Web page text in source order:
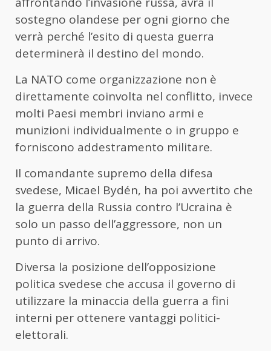
sostegno olandese per ogni giorno che
verrà perché l’esito di questa guerra
determinerà il destino del mondo.
La NATO come organizzazione non è
direttamente coinvolta nel conflitto, invece
molti Paesi membri inviano armi e
munizioni individualmente o in gruppo e
forniscono addestramento militare.
Il comandante supremo della difesa
svedese, Micael Bydén, ha poi avvertito che
la guerra della Russia contro l’Ucraina è
solo un passo dell’aggressore, non un
punto di arrivo.
Diversa la posizione dell’opposizione
politica svedese che accusa il governo di
utilizzare la minaccia della guerra a fini
interni per ottenere vantaggi politici-
elettorali.